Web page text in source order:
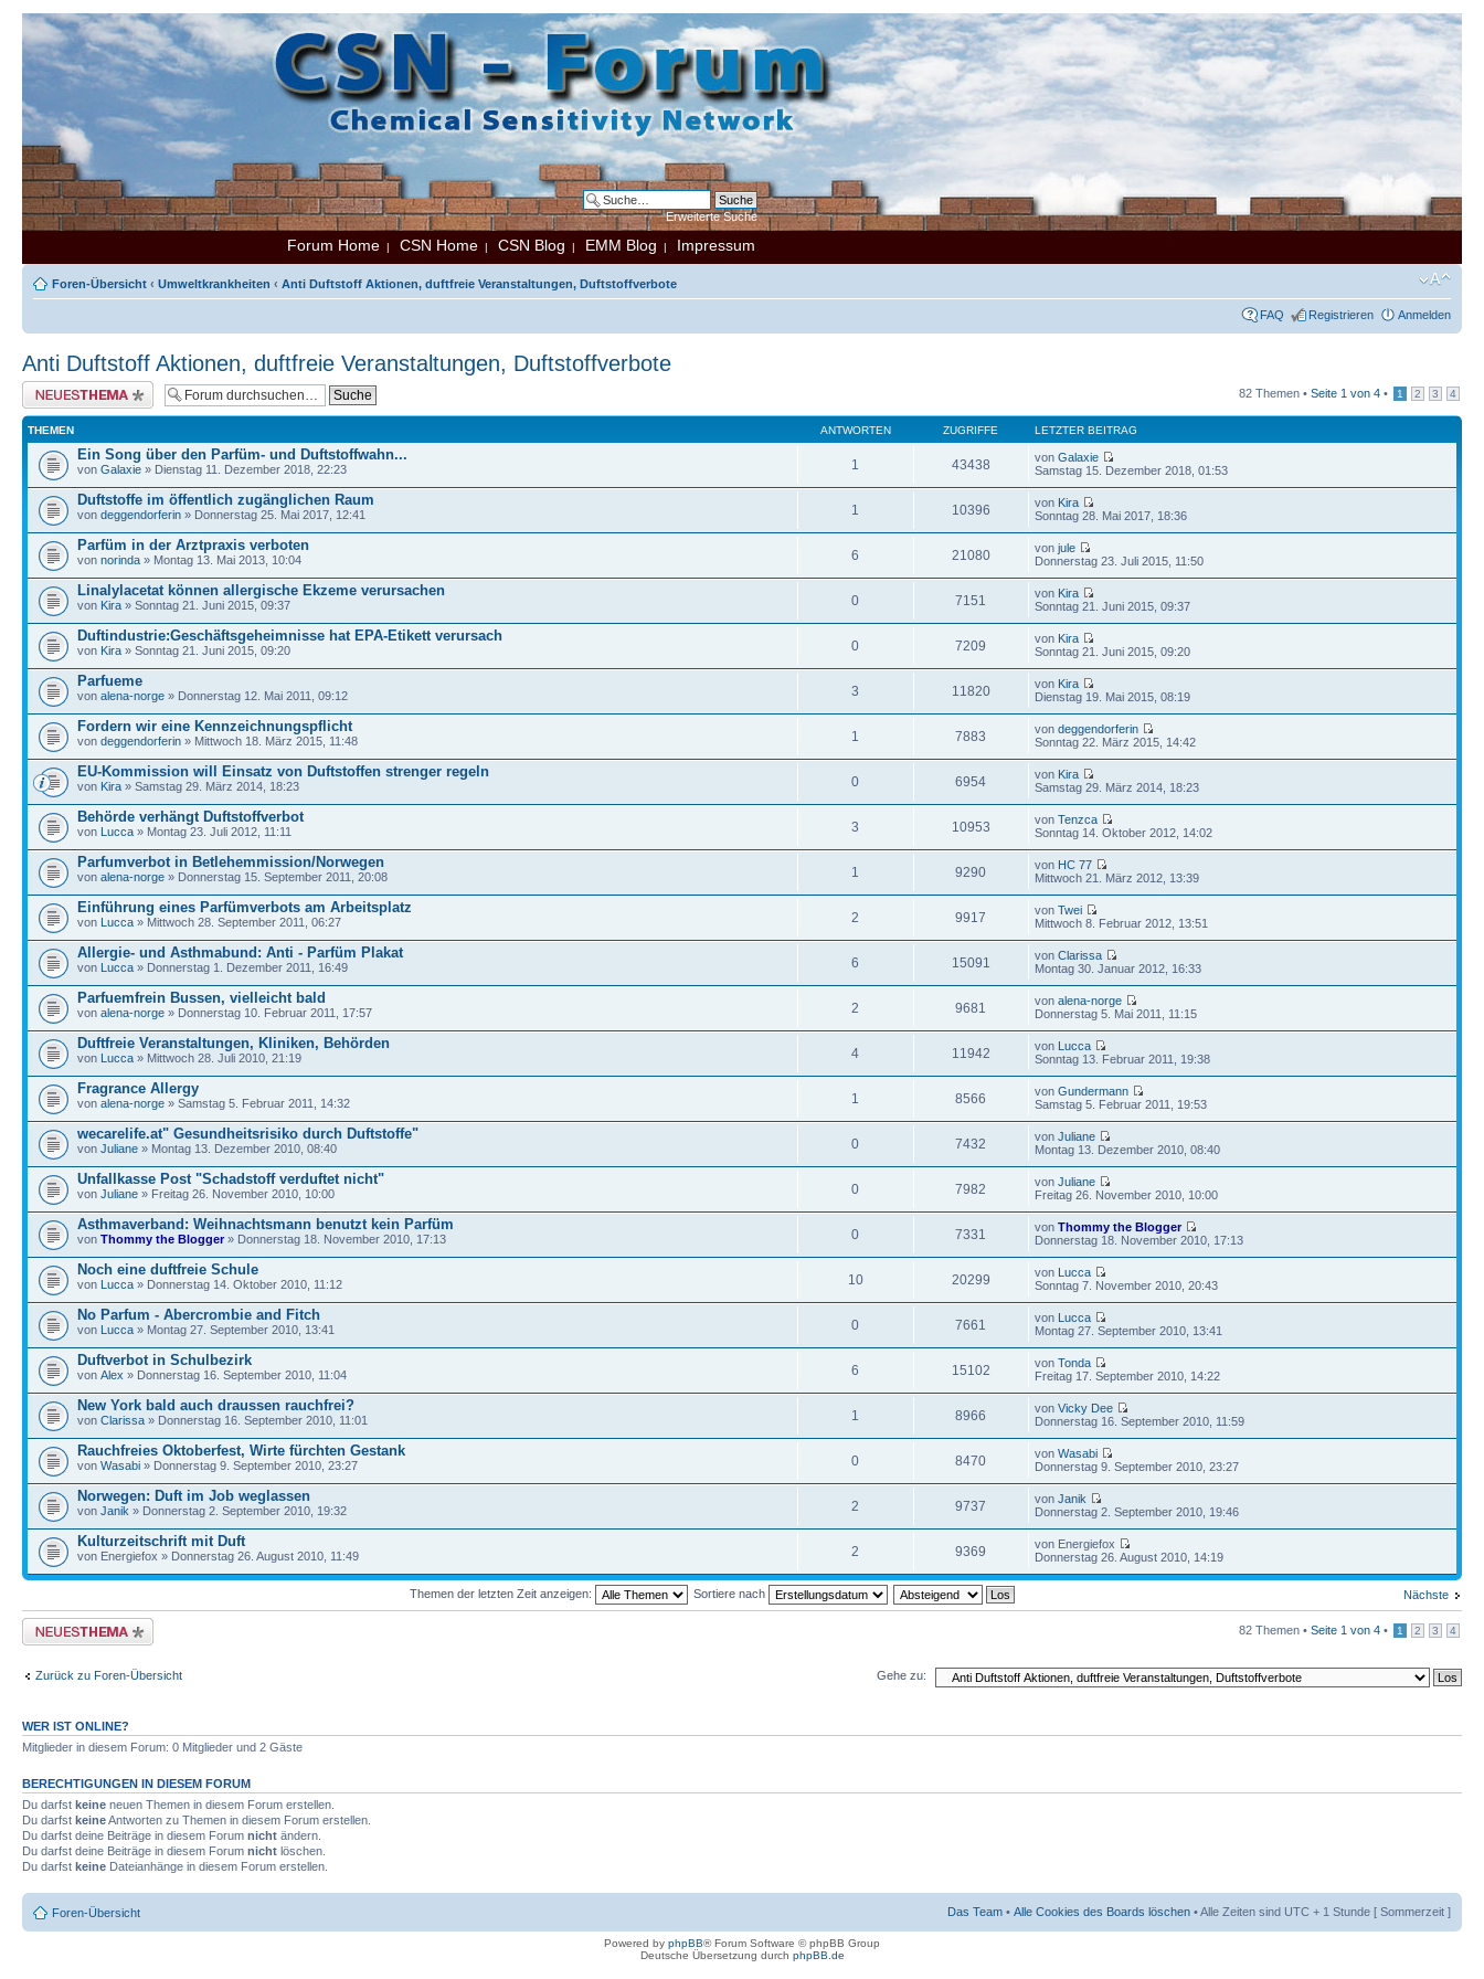
Erweiterte Suche
Forum Home | CSN Home | CSN Blog | EMM Blog | Impressum
Foren-Übersicht ‹ Umweltkrankheiten ‹ Anti Duftstoff Aktionen, duftfreie Veranstaltungen, Duftstoffverbote
FAQ Registrieren Anmelden
Anti Duftstoff Aktionen, duftfreie Veranstaltungen, Duftstoffverbote
Neues Thema erstellen 82 Themen • Seite 1 von 4 • 1 2 3 4
THEMEN ANTWORTEN ZUGRIFFE LETZTER BEITRAG
Ein Song über den Parfüm- und Duftstoffwahn...
von Galaxie » Dienstag 11. Dezember 2018, 22:23 1 43438 vonGalaxie
Samstag 15. Dezember 2018, 01:53
Duftstoffe im öffentlich zugänglichen Raum
von deggendorferin » Donnerstag 25. Mai 2017, 12:41 1 10396 von Kira
Sonntag 28. Mai 2017, 18:36
Parfüm in der Arztpraxis verboten
von norinda » Montag 13. Mai 2013, 10:04 6 21080 vonjule
Donnerstag 23. Juli 2015, 11:50
Linalylacetat können allergische Ekzeme verursachen
von Kira » Sonntag 21. Juni 2015, 09:37 0 7151 von Kira
Sonntag 21. Juni 2015, 09:37
Duftindustrie:Geschäftsgeheimnisse hat EPA-Etikett verursach
von Kira » Sonntag 21. Juni 2015, 09:20 0 7209 von Kira
Sonntag 21. Juni 2015, 09:20
Parfueme
von alena-norge » Donnerstag 12. Mai 2011, 09:12 3 11820 von Kira
Dienstag 19. Mai 2015, 08:19
Fordern wir eine Kennzeichnungspflicht
von deggendorferin » Mittwoch 18. März 2015, 11:48 1 7883 vondeggendorferin
Sonntag 22. März 2015, 14:42
EU-Kommission will Einsatz von Duftstoffen strenger regeln
von Kira » Samstag 29. März 2014, 18:23 0 6954 von Kira
Samstag 29. März 2014, 18:23
Behörde verhängt Duftstoffverbot
von Lucca » Montag 23. Juli 2012, 11:11 3 10953 vonTenzca
Sonntag 14. Oktober 2012, 14:02
Parfumverbot in Betlehemmission/Norwegen
von alena-norge » Donnerstag 15. September 2011, 20:08 1 9290 von HC 77
Mittwoch 21. März 2012, 13:39
Einführung eines Parfümverbots am Arbeitsplatz
von Lucca » Mittwoch 28. September 2011, 06:27 2 9917 vonTwei
Mittwoch 8. Februar 2012, 13:51
Allergie- und Asthmabund: Anti - Parfüm Plakat
von Lucca » Donnerstag 1. Dezember 2011, 16:49 6 15091 vonClarissa
Montag 30. Januar 2012, 16:33
Parfuemfrein Bussen, vielleicht bald
von alena-norge » Donnerstag 10. Februar 2011, 17:57 2 9681 vonalena-norge
Donnerstag 5. Mai 2011, 11:15
Duftfreie Veranstaltungen, Kliniken, Behörden
von Lucca » Mittwoch 28. Juli 2010, 21:19 4 11942 von Lucca
Sonntag 13. Februar 2011, 19:38
Fragrance Allergy
von alena-norge » Samstag 5. Februar 2011, 14:32 1 8566 vonGundermann
Samstag 5. Februar 2011, 19:53
wecarelife.at" Gesundheitsrisiko durch Duftstoffe"
von Juliane » Montag 13. Dezember 2010, 08:40 0 7432 vonJuliane
Montag 13. Dezember 2010, 08:40
Unfallkasse Post "Schadstoff verduftet nicht"
von Juliane » Freitag 26. November 2010, 10:00 0 7982 vonJuliane
Freitag 26. November 2010, 10:00
Asthmaverband: Weihnachtsmann benutzt kein Parfüm
von Thommy the Blogger» Donnerstag 18. November 2010, 17:13 0 7331 vonThommy the Blogger
Donnerstag 18. November 2010, 17:13
Noch eine duftfreie Schule
von Lucca » Donnerstag 14. Oktober 2010, 11:12 10 20299 von Lucca
Sonntag 7. November 2010, 20:43
No Parfum - Abercrombie and Fitch
von Lucca » Montag 27. September 2010, 13:41 0 7661 von Lucca
Montag 27. September 2010, 13:41
Duftverbot in Schulbezirk
von Alex » Donnerstag 16. September 2010, 11:04 6 15102 vonTonda
Freitag 17. September 2010, 14:22
New York bald auch draussen rauchfrei?
von Clarissa » Donnerstag 16. September 2010, 11:01 1 8966 vonVicky Dee
Donnerstag 16. September 2010, 11:59
Rauchfreies Oktoberfest, Wirte fürchten Gestank
von Wasabi » Donnerstag 9. September 2010, 23:27 0 8470 vonWasabi
Donnerstag 9. September 2010, 23:27
Norwegen: Duft im Job weglassen
von Janik » Donnerstag 2. September 2010, 19:32 2 9737 vonJanik
Donnerstag 2. September 2010, 19:46
Kulturzeitschrift mit Duft
von Energiefox » Donnerstag 26. August 2010, 11:49 2 9369
von Energiefox
Donnerstag 26. August 2010, 14:19
Nächste
Themen der letzten Zeit anzeigen: Sortiere nach
Neues Thema erstellen 82 Themen • Seite 1 von 4 • 1 2 3 4
Zurück zu Foren-Übersicht Gehe zu:
WER IST ONLINE?
Mitglieder in diesem Forum: 0 Mitglieder und 2 Gäste
BERECHTIGUNGEN IN DIESEM FORUM
Du darfst keine neuen Themen in diesem Forum erstellen.
Du darfst keineAntworten zu Themen in diesem Forum erstellen.
Du darfst deine Beiträge in diesem Forum nicht ändern.
Du darfst deine Beiträge in diesem Forum nicht löschen.
Du darfst keine Dateianhänge in diesem Forum erstellen.
Foren-Übersicht Das Team • Alle Cookies des Boards löschen • Alle Zeiten sind UTC + 1 Stunde [ Sommerzeit ]
Powered by phpBB® Forum Software © phpBB Group
Deutsche Übersetzung durch phpBB.de